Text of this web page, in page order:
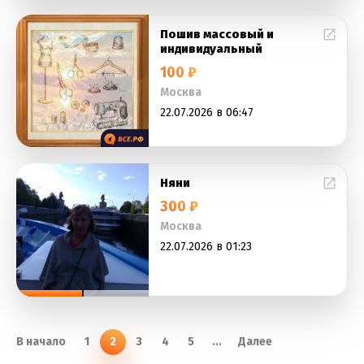
Пошив массовый и
индивидуальный
100 ₽
Москва
22.07.2026 в 06:47
Няни
300 ₽
Москва
22.07.2026 в 01:23
В начало 1 2 3 4 5 ... Далее